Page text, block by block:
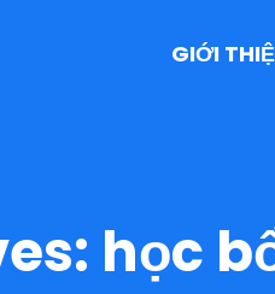
GIỚI
học